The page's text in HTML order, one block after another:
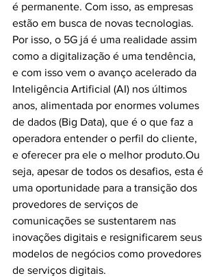
é permanente. Com isso, as empresas
estão em busca de novas tecnologias.
Por isso, o 5G já é uma realidade assim
como a digitalização é uma tendência,
e com isso vem o avanço acelerado da
Inteligência Artificial (AI) nos últimos
anos, alimentada por enormes volumes
de dados (Big Data), que é o que faz a
operadora entender o perfil do cliente,
e oferecer pra ele o melhor produto.Ou
seja, apesar de todos os desafios, esta é
uma oportunidade para a transição dos
provedores de serviços de
comunicações se sustentarem nas
inovações digitais e resignificarem seus
modelos de negócios como provedores
de serviços digitais.